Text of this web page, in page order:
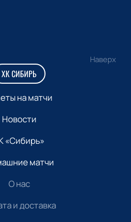
Наверх
ХК СИБИРЬ
на матчи
Новости
«Сибирь»
матчи
О нас
и доставка